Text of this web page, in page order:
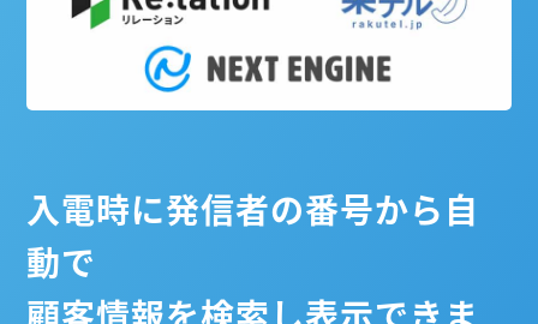
入電時に発信者の番号から自
動で